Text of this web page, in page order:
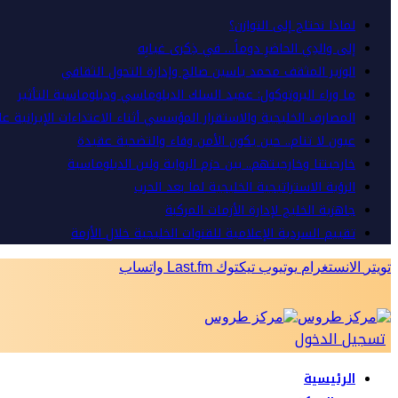
لماذا نحتاج إلى التوازن؟
إلى والدِي الحاضرِ دوماً… في ذِكرى غيابِه
الوزير المثقف محمد ياسين صالح وإدارة التحول الثقافي
ما وراء البروتوكول: عميد السلك الدبلوماسي ودبلوماسية التأثير
المصارف الخليجية والاستقرار المؤسسي أثناء الاعتداءات
عيون لا تنام.. حين يكون الأمن وفاء والتضحية عقيدة
خارجيتنا وخارجيتهم.. بين حزم الرواية ولين الدبلوماسية
الرؤية الاستراتيجية الخليجية لما بعد الحرب
جاهزية الخليج لإدارة الأزمات المركبة
تقييم السردية الإعلامية للقنوات الخليجية خلال الأزمة
تويتر الانستغرام يوتيوب تيكتوك Last.fm واتساب
تسجيل الدخول
الرئيسية